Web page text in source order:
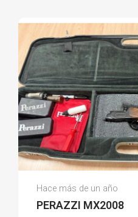
Lorenzo L.
(0)
Hace más de un año
PERAZZI MX2008